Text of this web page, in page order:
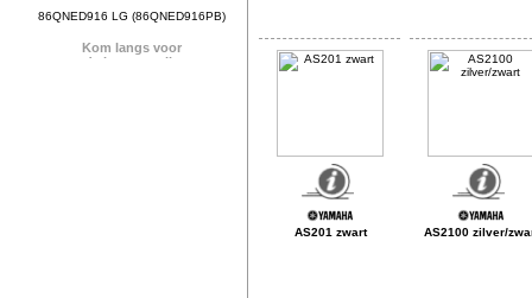
86QNED916 LG (86QNED916PB)
AS201 zwart AS2100 zilver/